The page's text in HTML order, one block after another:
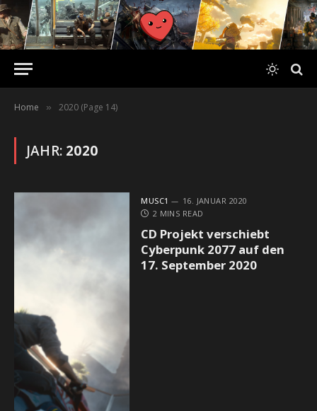
Home » 2020 (Page 14)
JAHR: 2020
MUSC1
16. JANUAR 2020
2 MINS READ
CD Projekt verschiebt
Cyberpunk 2077 auf den
17. September 2020